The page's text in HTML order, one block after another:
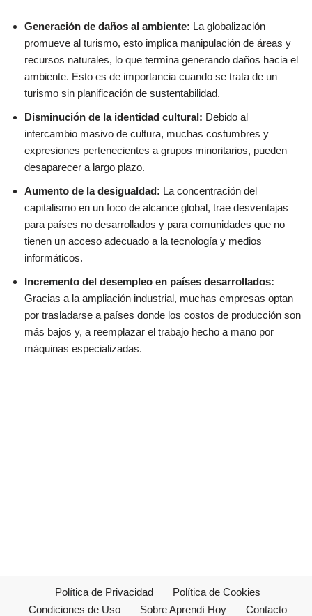
Generación de daños al ambiente: La globalización
promueve al turismo, esto implica manipulación de áreas y
recursos naturales, lo que termina generando daños hacia el
ambiente. Esto es de importancia cuando se trata de un
turismo sin planificación de sustentabilidad.
Disminución de la identidad cultural: Debido al
intercambio masivo de cultura, muchas costumbres y
expresiones pertenecientes a grupos minoritarios, pueden
desaparecer a largo plazo.
Aumento de la desigualdad: La concentración del
capitalismo en un foco de alcance global, trae desventajas
para países no desarrollados y para comunidades que no
tienen un acceso adecuado a la tecnología y medios
informáticos.
Incremento del desempleo en países desarrollados:
Gracias a la ampliación industrial, muchas empresas optan
por trasladarse a países donde los costos de producción son
más bajos y, a reemplazar el trabajo hecho a mano por
máquinas especializadas.
Política de Privacidad
Política de Cookies
Condiciones de Uso
Sobre Aprendí Hoy Contacto